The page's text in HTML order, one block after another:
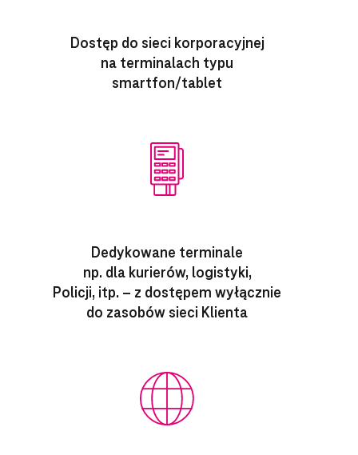
Dostęp do sieci korporacyjnej
na terminalach typu
smartfon/tablet
Dedykowane terminale
np. dla kurierów, logistyki,
Policji, itp. – z dostępem wyłącznie
do zasobów sieci Klienta